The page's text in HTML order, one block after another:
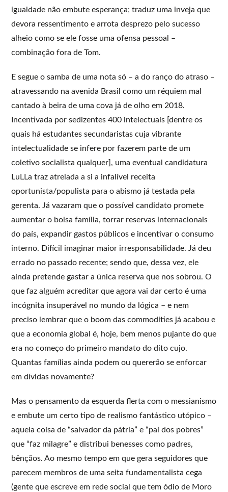
igualdade não embute esperança; traduz uma inveja que
devora ressentimento e arrota desprezo pelo sucesso
alheio como se ele fosse uma ofensa pessoal –
combinação fora de Tom.
E segue o samba de uma nota só – a do ranço do atraso –
atravessando na avenida Brasil como um réquiem mal
cantado à beira de uma cova já de olho em 2018.
Incentivada por sedizentes 400 intelectuais [dentre os
quais há estudantes secundaristas cuja vibrante
intelectualidade se infere por fazerem parte de um
coletivo socialista qualquer], uma eventual candidatura
LuLLa traz atrelada a si a infalível receita
oportunista/populista para o abismo já testada pela
gerenta. Já vazaram que o possível candidato promete
aumentar o bolsa família, torrar reservas internacionais
do país, expandir gastos públicos e incentivar o consumo
interno. Difícil imaginar maior irresponsabilidade. Já deu
errado no passado recente; sendo que, dessa vez, ele
ainda pretende gastar a única reserva que nos sobrou. O
que faz alguém acreditar que agora vai dar certo é uma
incógnita insuperável no mundo da lógica – e nem
preciso lembrar que o boom das commodities já acabou e
que a economia global é, hoje, bem menos pujante do que
era no começo do primeiro mandato do dito cujo.
Quantas famílias ainda podem ou quererão se enforcar
em dívidas novamente?
Mas o pensamento da esquerda flerta com o messianismo
e embute um certo tipo de realismo fantástico utópico –
aquela coisa de “salvador da pátria” e “pai dos pobres”
que “faz milagre” e distribui benesses como padres,
bênçãos. Ao mesmo tempo em que gera seguidores que
parecem membros de uma seita fundamentalista cega
(gente que escreve em rede social que tem ódio de Moro